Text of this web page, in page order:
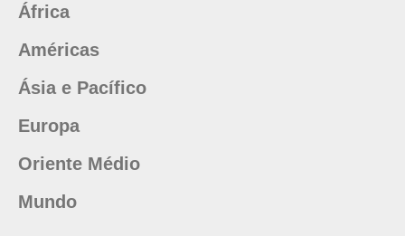
África
Américas
Ásia e Pacífico
Europa
Oriente Médio
Mundo